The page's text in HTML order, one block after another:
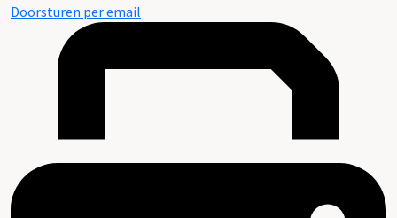
Doorsturen per email